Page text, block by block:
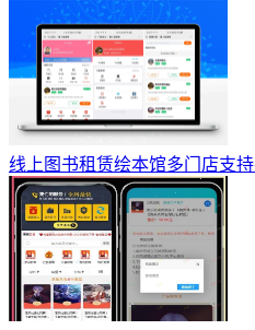
线上图书租赁绘本馆多门店支